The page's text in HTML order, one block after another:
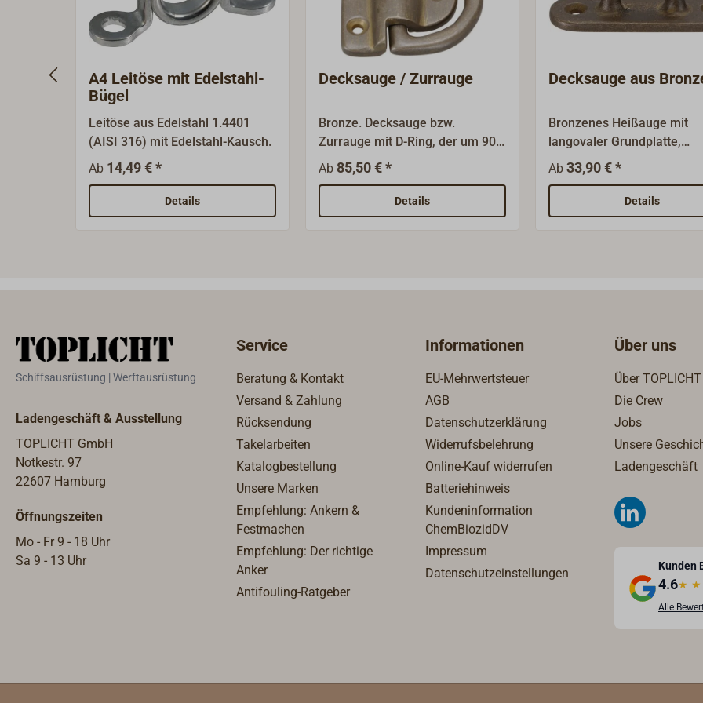
A4 Leitöse mit Edelstahl-
Bügel
Leitöse aus Edelstahl 1.4401
(AISI 316) mit Edelstahl-Kausch.
Ab 14,49 € *
Details
Decksauge / Zurrauge
Bronze. Decksauge bzw.
Zurrauge mit D-Ring, der um 90
Grad geklappt werden
kann.Material: Gussbronze,
Oberfläche: feinmatt getrommelt
Ab 85,50 € *
Details
Decksauge aus
Bronzenes Heißauge mit
langovaler Grundplatte,
Oberfläche: feinmatt
getrommelt.
Ab 33,90 € *
Details
Schiffsausrüstung | Werftausrüstung
Ladengeschäft & Ausstellung
TOPLICHT GmbH
Notkestr. 97
22607 Hamburg
Öffnungszeiten
Mo - Fr 9 - 18 Uhr
Sa 9 - 13 Uhr
Service
Beratung & Kontakt
Versand & Zahlung
Rücksendung
Takelarbeiten
Katalogbestellung
Unsere Marken
Empfehlung: Ankern &
Festmachen
Empfehlung: Der richtige
Anker
Antifouling-Ratgeber
Informationen
EU-Mehrwertsteuer
AGB
Datenschutzerklärung
Widerrufsbelehrung
Online-Kauf widerrufen
Batteriehinweis
Kundeninformation
ChemBiozidDV
Impressum
Datenschutzeinstellungen
Über uns
Über TOPLICHT
Die Crew
Jobs
Unsere
Ladengeschäft
Kunden
4.6★ ★
Alle